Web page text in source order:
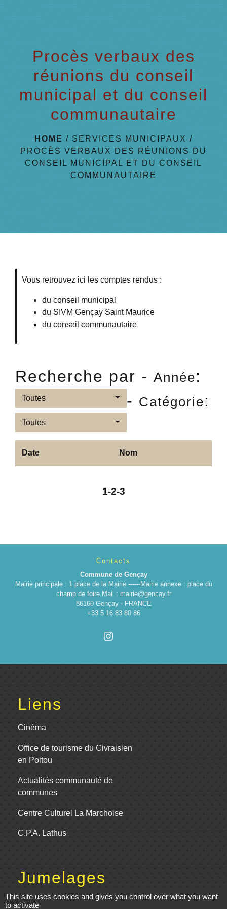
Procès verbaux des
réunions du conseil
municipal et du conseil
communautaire
HOME / SERVICES MUNICIPAUX /
PROCÈS VERBAUX DES RÉUNIONS DU
CONSEIL MUNICIPAL ET DU CONSEIL
COMMUNAUTAIRE
Vous retrouvez ici les comptes rendus :
du conseil municipal
du SIVM Gençay Saint Maurice
du conseil communautaire
Recherche par - Année:
Toutes - Catégorie:
Toutes
Date Nom
1-2-3
Contacts
Commune de Gençay
Mairie principale : 1 place de la Mairie ------Mairie annexe : place du
champ de foire Mail : mairie@gencay.fr
86160 Gençay - FRANCE
+33 5 16 83 80 86
Liens
Cinéma
Office de tourisme du Civraisien
en Poitou
Actualités communauté de
communes
Centre Culturel La Marchoise
C.P.A. Lathus
Jumelages
Comité de jumelage de Gençay et sa
This site uses cookies and gives you control over what you want
to activate